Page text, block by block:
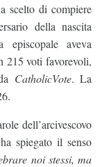
scelto di compiere
della nascita
aveva
215 voti favorevoli,
CatholicVote. La
dell’arcivescovo
spiegato il senso
noi stessi, ma